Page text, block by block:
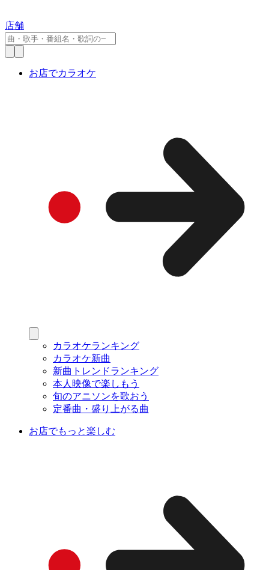
店舗
お店でカラオケ
カラオケランキング
カラオケ新曲
新曲トレンドランキング
本人映像で楽しもう
旬のアニソンを歌おう
定番曲・盛り上がる曲
お店でもっと楽しむ